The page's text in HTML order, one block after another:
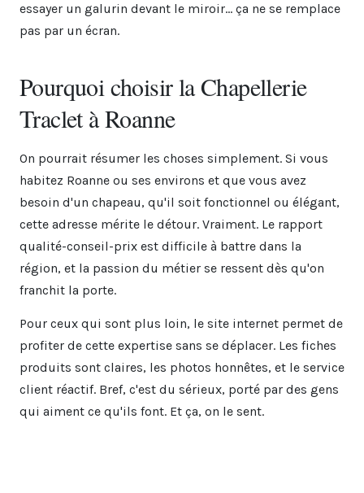
essayer un galurin devant le miroir... ça ne se remplace
pas par un écran.
Pourquoi choisir la Chapellerie
Traclet à Roanne
On pourrait résumer les choses simplement. Si vous
habitez Roanne ou ses environs et que vous avez
besoin d'un chapeau, qu'il soit fonctionnel ou élégant,
cette adresse mérite le détour. Vraiment. Le rapport
qualité-conseil-prix est difficile à battre dans la
région, et la passion du métier se ressent dès qu'on
franchit la porte.
Pour ceux qui sont plus loin, le site internet permet de
profiter de cette expertise sans se déplacer. Les fiches
produits sont claires, les photos honnêtes, et le service
client réactif. Bref, c'est du sérieux, porté par des gens
qui aiment ce qu'ils font. Et ça, on le sent.